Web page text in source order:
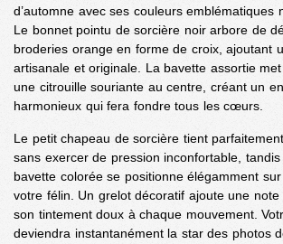
d’automne avec ses couleurs emblématiques
Le bonnet pointu de sorcière noir arbore de
broderies orange en forme de croix, ajoutant
artisanale et originale. La bavette assortie
une citrouille souriante au centre, créant un
harmonieux qui fera fondre tous les cœurs.
Le petit chapeau de sorcière tient
sans exercer de pression inconfortable, tandis
bavette colorée se positionne élégamment
votre félin. Un grelot décoratif ajoute une note
son tintement doux à chaque mouvement.
deviendra instantanément la star des photos